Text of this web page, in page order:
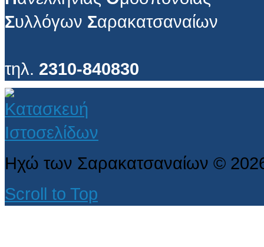
Συλλόγων Σαρακατσαναίων
τηλ. 2310-840830
Ηχώ των Σαρακατσαναίων ©
Scroll to Top